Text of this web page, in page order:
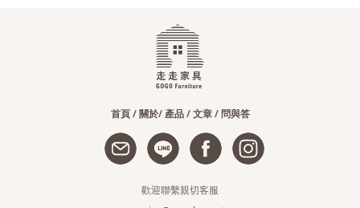
首頁/關於/產品/文章/問與答
歡迎聯繫親切客服